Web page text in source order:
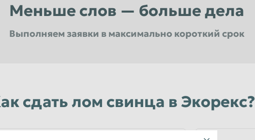
Меньше слов — больше дела
Выполняем заявки в максимально короткий срок
сдать лом свинца в Экорекс?